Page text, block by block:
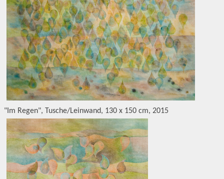
"Im Regen", Tusche/Leinwand, 130 x 150 cm, 2015